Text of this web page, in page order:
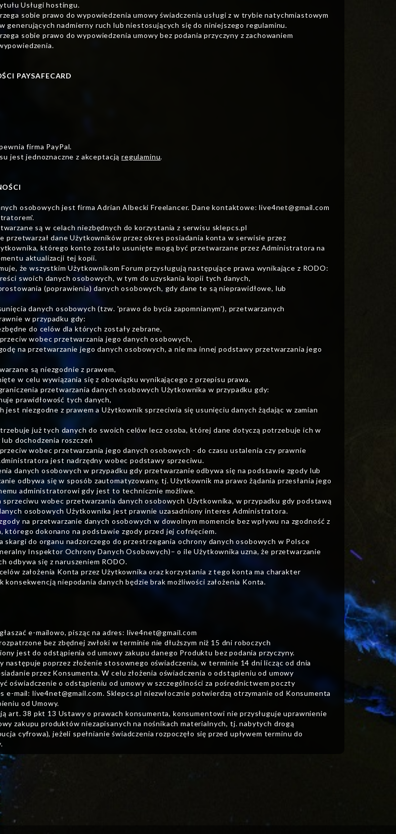
Usługi hostingu.
sobie prawo do wypowiedzenia umowy świadczenia usługi z w trybie natychmiastowym
generujących nadmierny ruch lub niestosujących się do niniejszego regulaminu.
sobie prawo do wypowiedzenia umowy bez podania przyczyny z zachowaniem
PAYSAFECARD
firma PayPal.
jest jednoznaczne z akceptacjąregulaminu.
osobowych jest firma Adrian Albecki Freelancer. Dane kontaktowe:live4net@gmail.com
są w celach niezbędnych do korzystania z serwisu sklepcs.pl
przetwarzał dane Użytkowników przez okres posiadania konta w serwisie przez
którego konto zostało usunięte mogą być przetwarzane przez Administratora na
aktualizacji tej kopii.
że wszystkim Użytkownikom Forum przysługują następujące prawa wynikające z RODO:
swoich danych osobowych, w tym do uzyskania kopii tych danych,
(poprawienia) danych osobowych, gdy dane te są nieprawidłowe, lub
danych osobowych (tzw. 'prawo do bycia zapomnianym'), przetwarzanych
w przypadku gdy:
do celów dla których zostały zebrane,
wobec przetwarzania jego danych osobowych,
na przetwarzanie jego danych osobowych, a nie ma innej podstawy przetwarzania jego
są niezgodnie z prawem,
w celu wywiązania się z obowiązku wynikającego z przepisu prawa.
przetwarzania danych osobowych Użytkownika w przypadku gdy:
prawidłowość tych danych,
jest niezgodne z prawem a Użytkownik sprzeciwia się usunięciu danych żądając w zamian
już tych danych do swoich celów lecz osoba, której dane dotyczą potrzebuje ich w
dochodzenia roszczeń
wobec przetwarzania jego danych osobowych - do czasu ustalenia czy prawnie
jest nadrzędny wobec podstawy sprzeciwu.
danych osobowych w przypadku gdy przetwarzanie odbywa się na podstawie zgody lub
odbywa się w sposób zautomatyzowany, tj. Użytkownik ma prawo żądania przesłania jego
administratorowi gdy jest to technicznie możliwe.
sprzeciwu wobec przetwarzania danych osobowych Użytkownika, w przypadku gdy podstawą
osobowych Użytkownika jest prawnie uzasadniony interes Administratora.
na przetwarzanie danych osobowych w dowolnym momencie bez wpływu na zgodność z
którego dokonano na podstawie zgody przed jej cofnięciem.
skargi do organu nadzorczego do przestrzegania ochrony danych osobowych w Polsce
Inspektor Ochrony Danych Osobowych)– o ile Użytkownika uzna, że przetwarzanie
odbywa się z naruszeniem RODO.
założenia Konta przez Użytkownika oraz korzystania z tego konta ma charakter
konsekwencją niepodania danych będzie brak możliwości założenia Konta.
e-mailowo, pisząc na adres: live4net@gmail.com
bez zbędnej zwłoki w terminie nie dłuższym niż 15 dni roboczych
jest do odstąpienia od umowy zakupu danego Produktu bez podania przyczyny.
następuje poprzez złożenie stosownego oświadczenia, w terminie 14 dni licząc od dnia
przez Konsumenta. W celu złożenia oświadczenia o odstąpieniu od umowy
oświadczenie o odstąpieniu od umowy w szczególności za pośrednictwem poczty
e-mail: live4net@gmail.com. Sklepcs.pl niezwłocznie potwierdzą otrzymanie od Konsumenta
od Umowy.
art. 38 pkt 13 Ustawy o prawach konsumenta, konsumentowi nie przysługuje uprawnienie
zakupu produktów niezapisanych na nośnikach materialnych, tj. nabytych drogą
cyfrowa), jeżeli spełnianie świadczenia rozpoczęło się przed upływem terminu do